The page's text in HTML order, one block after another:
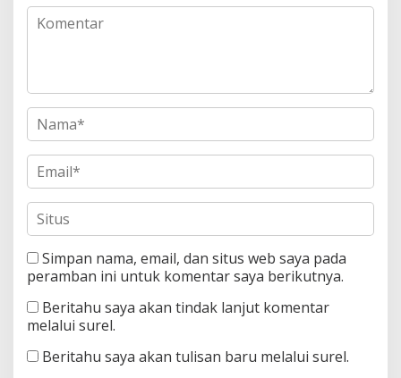
Simpan nama, email, dan situs web saya pada
peramban ini untuk komentar saya berikutnya.
Beritahu saya akan tindak lanjut komentar
melalui surel.
Beritahu saya akan tulisan baru melalui surel.